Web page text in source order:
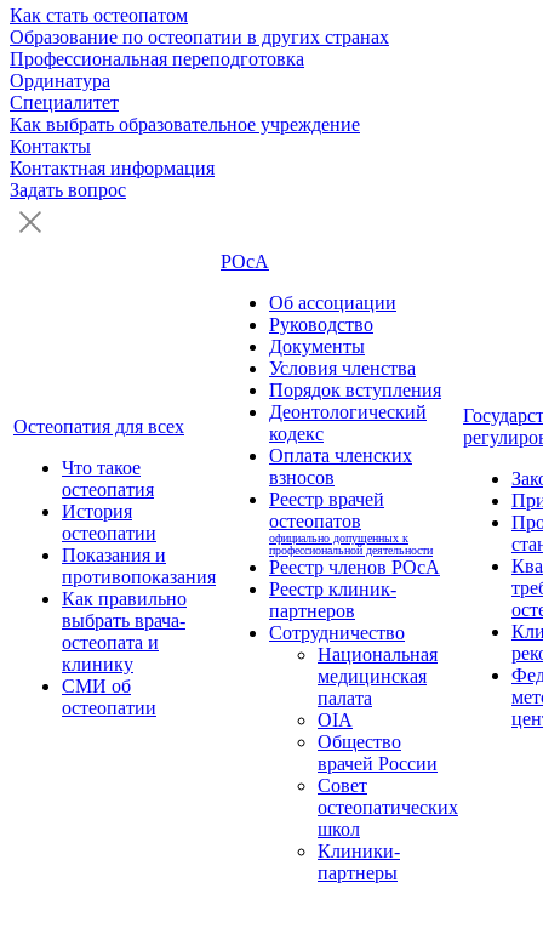
Как стать остеопатом
Образование по остеопатии в других странах
Профессиональная переподготовка
Ординатура
Специалитет
Как выбрать образовательное учреждение
Контакты
Контактная информация
Задать вопрос
Остеопатия для всех
Что такое
остеопатия
История
остеопатии
Показания и
противопоказания
Как правильно
выбрать врача-
остеопата и
клинику
СМИ об
остеопатии
РОсА
Об ассоциации
Руководство
Документы
Условия членства
Порядок вступления
Деонтологический
кодекс
Оплата членских
взносов
Реестр врачей
остеопатов
официально допущенных к
профессиональной деятельности
Реестр членов РОсА
Реестр клиник-
партнеров
Сотрудничество
Национальная
медицинская
палата
OIA
Общество
врачей России
Совет
остеопатических
школ
Клиники-
партнеры